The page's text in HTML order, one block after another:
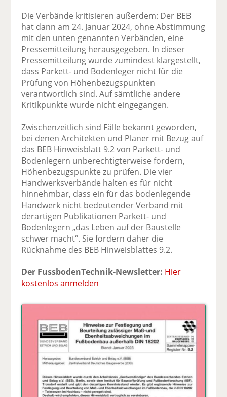
Die Verbände kritisieren außerdem: Der BEB
hat dann am 24. Januar 2024, ohne Abstimmung
mit den unten genannten Verbänden, eine
Pressemitteilung herausgegeben. In dieser
Pressemitteilung wurde zumindest klargestellt,
dass Parkett- und Bodenleger nicht für die
Prüfung von Höhenbezugspunkten
verantwortlich sind. Auf sämtliche andere
Kritikpunkte wurde nicht eingegangen.
Zwischenzeitlich sind Fälle bekannt geworden,
bei denen Architekten und Planer mit Bezug auf
das BEB Hinweisblatt 9.2 von Parkett- und
Bodenlegern unberechtigterweise fordern,
Höhenbezugspunkte zu prüfen. Die vier
Handwerksverbände halten es für nicht
hinnehmbar, dass ein für das bodenlegende
Handwerk nicht bedeutender Verband mit
derartigen Publikationen Parkett- und
Bodenlegern „das Leben auf der Baustelle
schwer macht“. Sie fordern daher die
Rücknahme des BEB Hinweisblattes 9.2.
Der FussbodenTechnik-Newsletter: Hier
kostenlos anmelden